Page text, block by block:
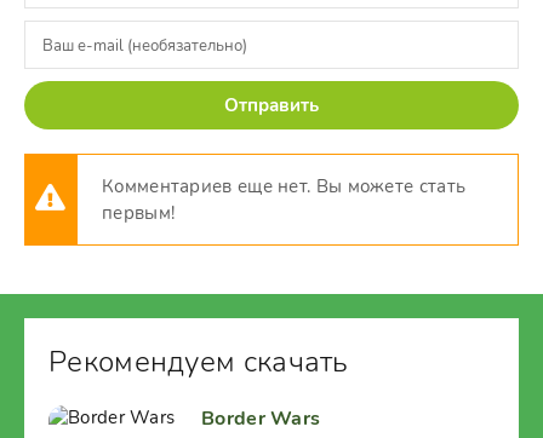
Отправить
Комментариев еще нет. Вы можете стать
первым!
Рекомендуем скачать
Border Wars